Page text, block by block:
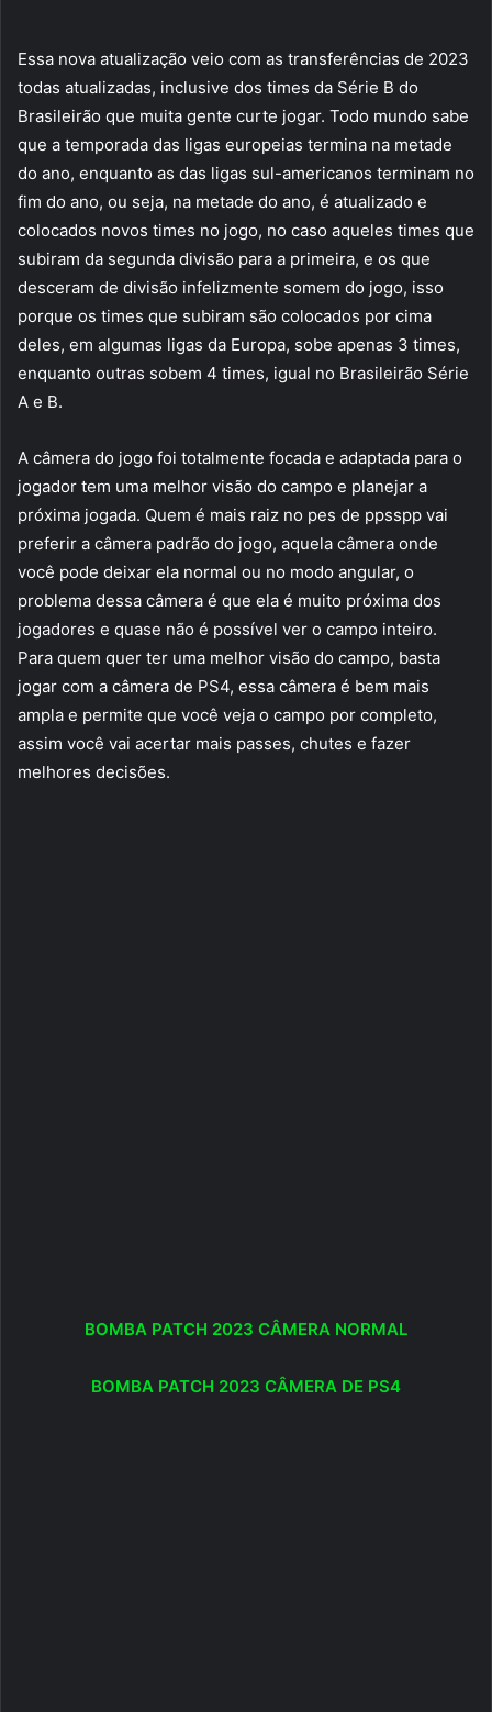
Essa nova atualização veio com as transferências de 2023
todas atualizadas, inclusive dos times da Série B do
Brasileirão que muita gente curte jogar. Todo mundo sabe
que a temporada das ligas europeias termina na metade
do ano, enquanto as das ligas sul-americanos terminam no
fim do ano, ou seja, na metade do ano, é atualizado e
colocados novos times no jogo, no caso aqueles times que
subiram da segunda divisão para a primeira, e os que
desceram de divisão infelizmente somem do jogo, isso
porque os times que subiram são colocados por cima
deles, em algumas ligas da Europa, sobe apenas 3 times,
enquanto outras sobem 4 times, igual no Brasileirão Série
A e B.
A câmera do jogo foi totalmente focada e adaptada para o
jogador tem uma melhor visão do campo e planejar a
próxima jogada. Quem é mais raiz no pes de ppsspp vai
preferir a câmera padrão do jogo, aquela câmera onde
você pode deixar ela normal ou no modo angular, o
problema dessa câmera é que ela é muito próxima dos
jogadores e quase não é possível ver o campo inteiro.
Para quem quer ter uma melhor visão do campo, basta
jogar com a câmera de PS4, essa câmera é bem mais
ampla e permite que você veja o campo por completo,
assim você vai acertar mais passes, chutes e fazer
melhores decisões.
BOMBA PATCH 2023 CÂMERA NORMAL
BOMBA PATCH 2023 CÂMERA DE PS4